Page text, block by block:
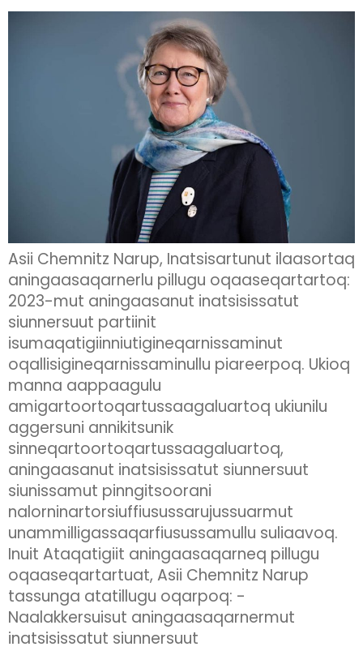
Asii Chemnitz Narup, Inatsisartunut ilaasortaq
aningaasaqarnerlu pillugu oqaaseqartartoq:
2023-mut aningaasanut inatsisissatut
siunnersuut partiinit
isumaqatigiinniutigineqarnissaminut
oqallisigineqarnissaminullu piareerpoq. Ukioq
manna aappaagulu
amigartoortoqartussaagaluartoq ukiunilu
aggersuni annikitsunik
sinneqartoortoqartussaagaluartoq,
aningaasanut inatsisissatut siunnersuut
siunissamut pinngitsoorani
nalorninartorsiuffiusussarujussuarmut
unammilligassaqarfiusussamullu suliaavoq.
Inuit Ataqatigiit aningaasaqarneq pillugu
oqaaseqartartuat, Asii Chemnitz Narup
tassunga atatillugu oqarpoq: -
Naalakkersuisut aningaasaqarnermut
inatsisissatut siunnersuut